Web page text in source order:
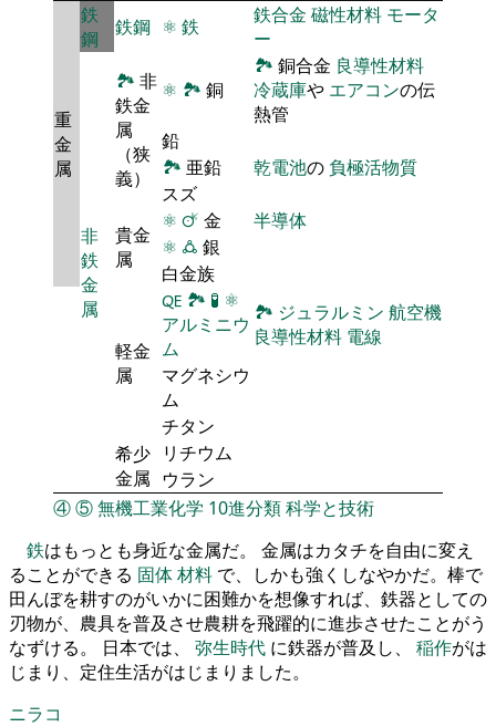
重
金
属
鉄
鋼
鉄鋼 ⚛ 鉄 鉄合金 磁性材料 モータ
ー
非
鉄
金
属
🏞 非
鉄金
属
（狭
義）
⚛ 🏞 銅
🏞 銅合金 良導性材料
冷蔵庫や エアコンの伝
熱管
鉛
🏞 亜鉛 乾電池の 負極活物質
スズ
貴金
属
⚛ 🜚 金
半導体
⚛ 🜛 銀
白金族
軽金
属
🜀 🏞 🧪 ⚛
アルミニウ
ム
🏞 ジュラルミン 航空機
良導性材料 電線
マグネシウ
ム
チタン
希少
金属
リチウム
ウラン
④⑤無機工業化学 10進分類科学と技術
鉄はもっとも身近な金属だ。 金属はカタチを自由に変え
ることができる 固体材料 で、しかも強くしなやかだ。棒で
田んぼを耕すのがいかに困難かを想像すれば、鉄器としての
刃物が、農具を普及させ農耕を飛躍的に進歩させたことがう
なずける。 日本では、 弥生時代 に鉄器が普及し、 稲作がは
じまり、定住生活がはじまりました。
ニラコ